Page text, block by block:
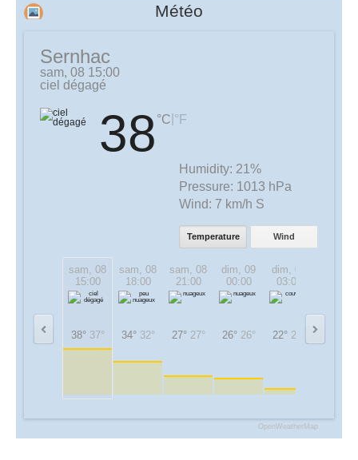
Météo
Sernhac
sam, 08 15:00
ciel dégagé
38 °C °F
Humidity: 21%
Pressure: 1013 hPa
Wind: 7 km/h S
Temperature Wind
sam, 08
15:00
38° 37°
sam, 08
18:00
34° 32°
sam, 08
21:00
27° 27°
dim, 09
00:00
26° 26°
dim, 09
03:00
22° 22°
OpenWeatherMap